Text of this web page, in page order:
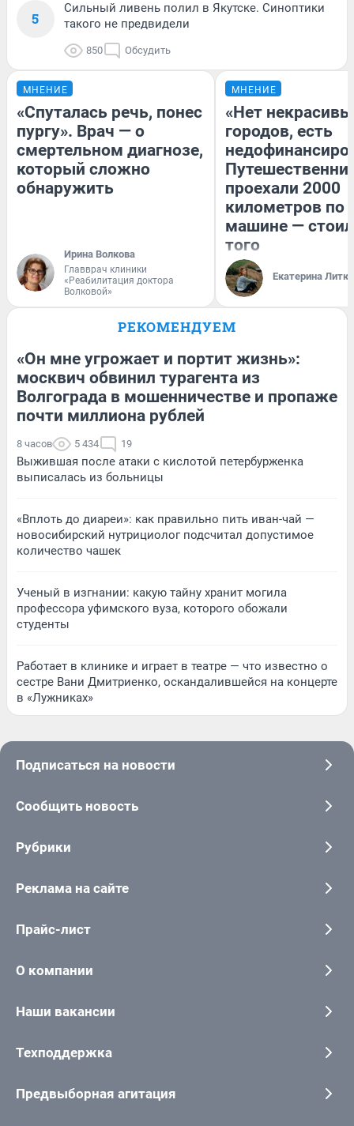
5
Сильный ливень полил в Якутске. Синоптики
такого не предвидели
850 Обсудить
МНЕНИЕ
«Спуталась речь, понес
пургу». Врач — о
смертельном диагнозе,
который сложно
обнаружить
Ирина Волкова
Главврач клиники
«Реабилитация доктора
Волковой»
МНЕНИЕ
«Нет
городов, есть
проехали 2000
километров по
машине —
того
Екатерина
РЕКОМЕНДУЕМ
«Он мне угрожает и портит жизнь»:
москвич обвинил турагента из
Волгограда в мошенничестве и пропаже
почти миллиона рублей
8 часов 5 434 19
Выжившая после атаки с кислотой петербурженка
выписалась из больницы
«Вплоть до диареи»: как правильно пить иван-чай —
новосибирский нутрициолог подсчитал допустимое
количество чашек
Ученый в изгнании: какую тайну хранит могила
профессора уфимского вуза, которого обожали
студенты
Работает в клинике и играет в театре — что известно о
сестре Вани Дмитриенко, оскандалившейся на концерте
в «Лужниках»
Подписаться на новости
Сообщить новость
Рубрики
Реклама на сайте
Прайс-лист
О компании
Наши вакансии
Техподдержка
Предвыборная агитация